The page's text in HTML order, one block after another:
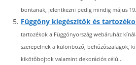
bontanak, jelentkezni pedig mindig május
Függöny kiegészítők és
tartozékok a Függönyország webáruház
szerepelnek a különböző, behúzószalagok,
kikötőbojtok valamint dekorációs célú...